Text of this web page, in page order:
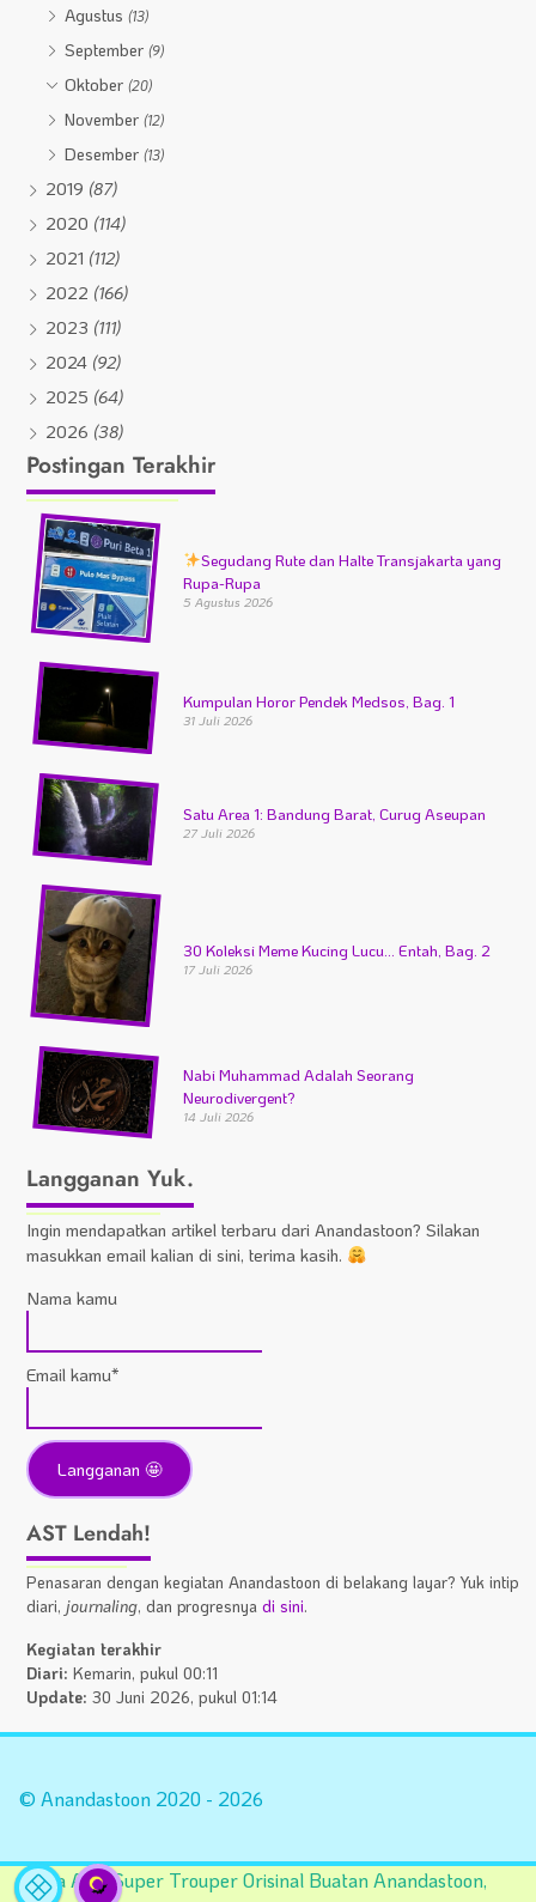
Agustus(13)
September(9)
Oktober(20)
November(12)
Desember(13)
2019 (87)
2020 (114)
2021 (112)
2022 (166)
2023 (111)
2024 (92)
2025 (64)
2026 (38)
Postingan Terakhir
Segudang Rute dan Halte Transjakarta yang
Rupa-Rupa
5 Agustus 2026
Kumpulan Horor Pendek Medsos, Bag. 1
31 Juli 2026
Satu Area 1: Bandung Barat, Curug Aseupan
27 Juli 2026
30 Koleksi Meme Kucing Lucu… Entah, Bag. 2
17 Juli 2026
Nabi Muhammad Adalah Seorang
Neurodivergent?
14 Juli 2026
Langganan Yuk.
Ingin mendapatkan artikel terbaru dari Anandastoon? Silakan
masukkan email kalian di sini, terima kasih.
Nama kamu
Email kamu*
AST Lendah!
Penasaran dengan kegiatan Anandastoon di belakang layar? Yuk intip
diari, journaling, dan progresnyadi sini.
Kegiatan terakhir
Diari:Kemarin, pukul 00:11
Update:30 Juni 2026, pukul 01:14
Statistik
© Anandastoon 2020 - 2026
Tema AST Super Trouper Orisinal Buatan Anandastoon,